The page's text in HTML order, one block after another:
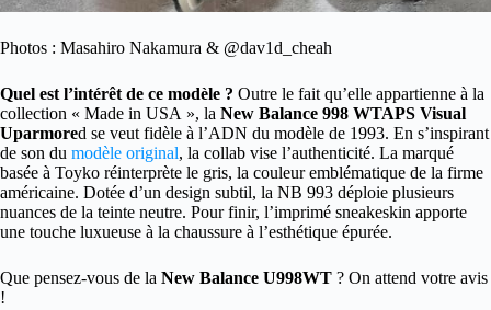
Photos : Masahiro Nakamura & @dav1d_cheah
Quel est l’intérêt de ce modèle ? Outre le fait qu’elle appartienne à la
collection « Made in USA », la New Balance 998 WTAPS Visual
Uparmored se veut fidèle à l’ADN du modèle de 1993. En s’inspirant
de son du modèle original, la collab vise l’authenticité. La marqué
basée à Toyko réinterprète le gris, la couleur emblématique de la firme
américaine. Dotée d’un design subtil, la NB 993 déploie plusieurs
nuances de la teinte neutre. Pour finir, l’imprimé sneakeskin apporte
une touche luxueuse à la chaussure à l’esthétique épurée.
Que pensez-vous de la New Balance U998WT ? On attend votre avis
!